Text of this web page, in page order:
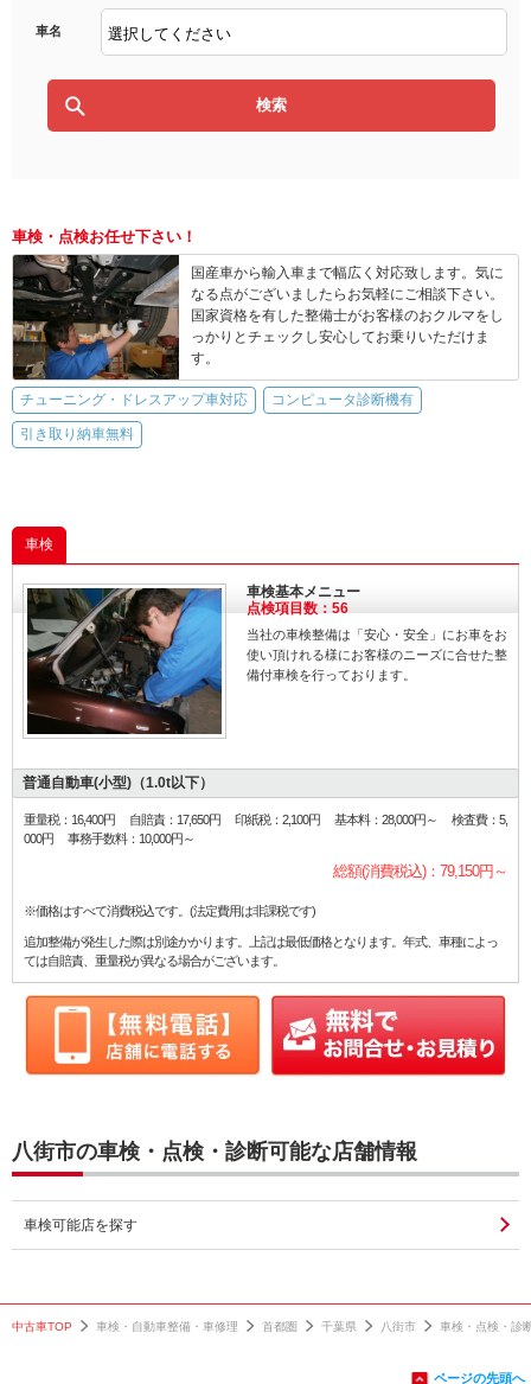
車名
車検・点検お任せ下さい！
国産車から輸入車まで幅広く対応致します。気に
なる点がございましたらお気軽にご相談下さい。
国家資格を有した整備士がお客様のおクルマをし
っかりとチェックし安心してお乗りいただけま
す。
チューニング・ドレスアップ車対応 コンピュータ診断機有
引き取り納車無料
車検
車検基本メニュー
点検項目数：56
当社の車検整備は「安心・安全」にお車をお
使い頂けれる様にお客様のニーズに合せた整
備付車検を行っております。
普通自動車(小型)（1.0t以下）
重量税：16,400円 自賠責：17,650円 印紙税：2,100円 基本料：28,000円～ 検査費：5,
000円 事務手数料：10,000円～
総額(消費税込)：79,150円～
※価格はすべて消費税込です。(法定費用は非課税です)
追加整備が発生した際は別途かかります。上記は最低価格となります。年式、車種によっ
ては自賠責、重量税が異なる場合がございます。
八街市の車検・点検・診断可能な店舗情報
車検可能店を探す
中古車TOP 車検・自動車整備・車修理 首都圏 千葉県 八街市 車検・点検・診
ページの先頭へ